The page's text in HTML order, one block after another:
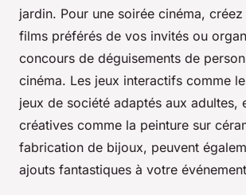
jardin. Pour une soirée cinéma,
films préférés de vos invités ou
concours de déguisements de
cinéma. Les jeux interactifs comme
jeux de société adaptés aux adultes,
créatives comme la peinture sur
fabrication de bijoux, peuvent
ajouts fantastiques à votre